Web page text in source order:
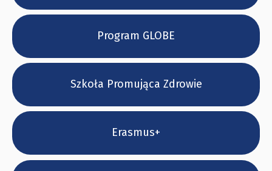
Program GLOBE
Szkoła Promująca Zdrowie
Erasmus+